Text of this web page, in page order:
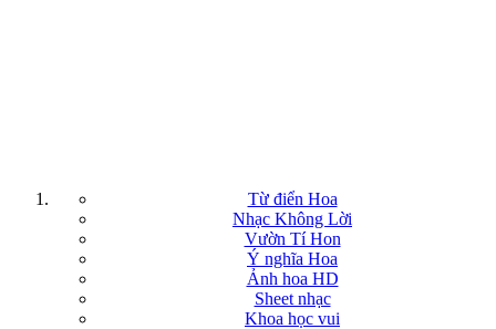
Từ điển Hoa
Nhạc Không Lời
Vườn Tí Hon
Ý nghĩa Hoa
Ảnh hoa HD
Sheet nhạc
Khoa học vui